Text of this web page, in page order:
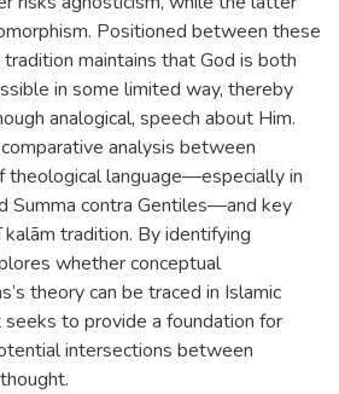
Positioned between these
maintains that God is both
in some limited way, thereby
analogical, speech about Him.
analysis between
theological language—especially in
Summa contra Gentiles—and key
tradition. By identifying
whether conceptual
theory can be traced in Islamic
to provide a foundation for
intersections between